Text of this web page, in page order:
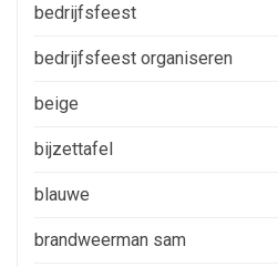
bedrijfsfeest
bedrijfsfeest organiseren
beige
bijzettafel
blauwe
brandweerman sam